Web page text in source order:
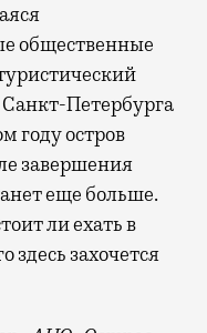
общественные
Санкт-Петербурга
году остров
завершения
еще больше.
ли ехать в
здесь захочется